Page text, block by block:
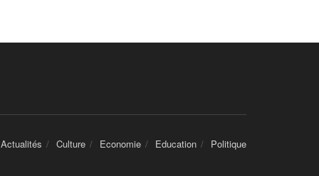
Actualités Culture Economie Education Politique